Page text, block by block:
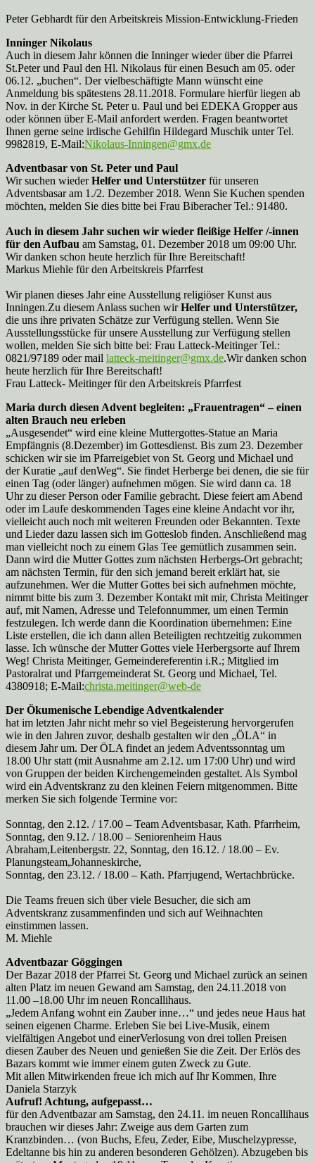
Peter Gebhardt für den Arbeitskreis Mission-Entwicklung-Frieden
Inninger Nikolaus
Auch in diesem Jahr können die Inninger wieder über die Pfarrei
St.Peter und Paul den Hl. Nikolaus für einen Besuch am 05. oder
06.12. „buchen“. Der vielbeschäftigte Mann wünscht eine
Anmeldung bis spätestens 28.11.2018. Formulare hierfür liegen ab
Nov. in der Kirche St. Peter u. Paul und bei EDEKA Gropper aus
oder können über E-Mail anfordert werden. Fragen beantwortet
Ihnen gerne seine irdische Gehilfin Hildegard Muschik unter Tel.
9982819, E-Mail:Nikolaus-Inningen@gmx.de
Adventbasar von St. Peter und Paul
Wir suchen wiederHelfer und Unterstützer für unseren
Adventsbasar am 1./2. Dezember 2018. Wenn Sie Kuchen spenden
möchten, melden Sie dies bitte bei Frau Biberacher Tel.: 91480.
Auch in diesem Jahr suchen wir wieder fleißige Helfer /-innen
für den Aufbau am Samstag, 01. Dezember 2018 um 09:00 Uhr.
Wir danken schon heute herzlich für Ihre Bereitschaft!
Markus Miehle für den Arbeitskreis Pfarrfest
Wir planen dieses Jahr eine Ausstellung religiöser Kunst aus
Inningen.Zu diesem Anlass suchen wirHelfer und Unterstützer,
die uns ihre privaten Schätze zur Verfügung stellen. Wenn Sie
Ausstellungsstücke für unsere Ausstellung zur Verfügung stellen
wollen, melden Sie sich bitte bei: Frau Latteck-Meitinger Tel.:
0821/97189 oder mail latteck-meitinger@gmx.de.Wir danken schon
heute herzlich für Ihre Bereitschaft!
Frau Latteck- Meitinger für den Arbeitskreis Pfarrfest
Maria durch diesen Advent begleiten: „Frauentragen“ – einen
alten Brauch neu erleben
„Ausgesendet“ wird eine kleine Muttergottes-Statue an Maria
Empfängnis (8.Dezember) im Gottesdienst. Bis zum 23. Dezember
schicken wir sie im Pfarreigebiet von St. Georg und Michael und
der Kuratie „auf denWeg“. Sie findet Herberge bei denen, die sie für
einen Tag (oder länger) aufnehmen mögen. Sie wird dann ca. 18
Uhr zu dieser Person oder Familie gebracht. Diese feiert am Abend
oder im Laufe deskommenden Tages eine kleine Andacht vor ihr,
vielleicht auch noch mit weiteren Freunden oder Bekannten. Texte
und Lieder dazu lassen sich im Gotteslob finden. Anschließend mag
man vielleicht noch zu einem Glas Tee gemütlich zusammen sein.
Dann wird die Mutter Gottes zum nächsten Herbergs-Ort gebracht;
am nächsten Termin, für den sich jemand bereit erklärt hat, sie
aufzunehmen. Wer die Mutter Gottes bei sich aufnehmen möchte,
nimmt bitte bis zum 3. Dezember Kontakt mit mir, Christa Meitinger
auf, mit Namen, Adresse und Telefonnummer, um einen Termin
festzulegen. Ich werde dann die Koordination übernehmen: Eine
Liste erstellen, die ich dann allen Beteiligten rechtzeitig zukommen
lasse. Ich wünsche der Mutter Gottes viele Herbergsorte auf Ihrem
Weg! Christa Meitinger, Gemeindereferentin i.R.; Mitglied im
Pastoralrat und Pfarrgemeinderat St. Georg und Michael, Tel.
4380918; E-Mail:christa.meitinger@web-de
Der Ökumenische Lebendige Adventkalender
hat im letzten Jahr nicht mehr so viel Begeisterung hervorgerufen
wie in den Jahren zuvor, deshalb gestalten wir den „ÖLA“ in
diesem Jahr um. Der ÖLA findet an jedem Adventssonntag um
18.00 Uhr statt (mit Ausnahme am 2.12. um 17:00 Uhr) und wird
von Gruppen der beiden Kirchengemeinden gestaltet. Als Symbol
wird ein Adventskranz zu den kleinen Feiern mitgenommen. Bitte
merken Sie sich folgende Termine vor:
Sonntag, den 2.12. / 17.00 – Team Adventsbasar, Kath. Pfarrheim,
Sonntag, den 9.12. / 18.00 – Seniorenheim Haus
Abraham,Leitenbergstr. 22, Sonntag, den 16.12. / 18.00 – Ev.
Planungsteam,Johanneskirche,
Sonntag, den 23.12. / 18.00 – Kath. Pfarrjugend, Wertachbrücke.
Die Teams freuen sich über viele Besucher, die sich am
Adventskranz zusammenfinden und sich auf Weihnachten
einstimmen lassen.
M. Miehle
Adventbazar Göggingen
Der Bazar 2018 der Pfarrei St. Georg und Michael zurück an seinen
alten Platz im neuen Gewand am Samstag, den 24.11.2018 von
11.00 –18.00 Uhr im neuen Roncallihaus.
„Jedem Anfang wohnt ein Zauber inne…“ und jedes neue Haus hat
seinen eigenen Charme. Erleben Sie bei Live-Musik, einem
vielfältigen Angebot und einerVerlosung von drei tollen Preisen
diesen Zauber des Neuen und genießen Sie die Zeit. Der Erlös des
Bazars kommt wie immer einem guten Zweck zu Gute.
Mit allen Mitwirkenden freue ich mich auf Ihr Kommen, Ihre
Daniela Starzyk
Aufruf! Achtung, aufgepasst…
für den Adventbazar am Samstag, den 24.11. im neuen Roncallihaus
brauchen wir dieses Jahr: Zweige aus dem Garten zum
Kranzbinden… (von Buchs, Efeu, Zeder, Eibe, Muschelzypresse,
Edeltanne bis hin zu anderen besonderen Gehölzen). Abzugeben bis